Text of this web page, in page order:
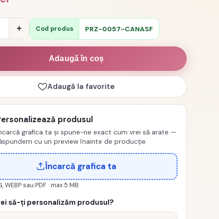
+ Cod produs PRZ-0057-CANASF
Adaugă în coș
Adaugă la favorite
produsul
grafica ta și spune-ne exact cum vrei să arate —
cu un preview înainte de producție.
Încarcă grafica ta
WEBP sau PDF · max 5 MB
să-ți personalizăm produsul?